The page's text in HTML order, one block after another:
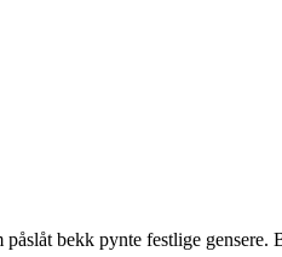
bekk pynte festlige gensere.